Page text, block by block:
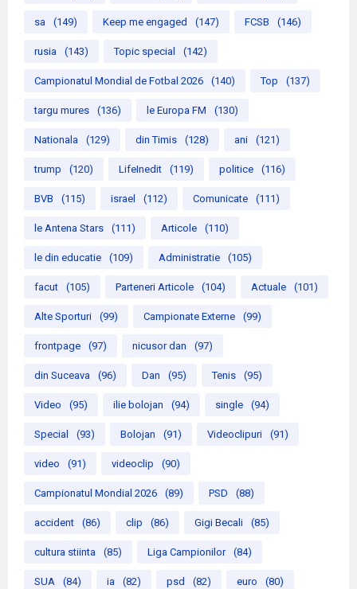
sa (149) Keep me engaged (147) FCSB (146)
rusia (143) Topic special (142)
Campionatul Mondial de Fotbal 2026 (140) Top (137)
targu mures (136) le Europa FM (130)
Nationala (129) din Timis (128) ani (121)
trump (120) LifeInedit (119) politice (116)
BVB (115) israel (112) Comunicate (111)
le Antena Stars (111) Articole (110)
le din educatie (109) Administratie (105)
facut (105) Parteneri Articole (104) Actuale (101)
Alte Sporturi (99) Campionate Externe (99)
frontpage (97) nicusor dan (97)
din Suceava (96) Dan (95) Tenis (95)
Video (95) ilie bolojan (94) single (94)
Special (93) Bolojan (91) Videoclipuri (91)
video (91) videoclip (90)
Campionatul Mondial 2026 (89) PSD (88)
accident (86) clip (86) Gigi Becali (85)
cultura stiinta (85) Liga Campionilor (84)
SUA (84) ia (82) psd (82) euro (80)